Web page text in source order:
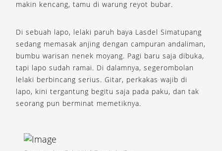
makin kencang, tamu di warung reyot bubar.
Di sebuah lapo, lelaki paruh baya Lasdel Simatupang
sedang memasak anjing dengan campuran andaliman,
bumbu warisan nenek moyang. Pagi baru saja dibuka,
tapi lapo sudah ramai. Di dalamnya, segerombolan
lelaki berbincang serius. Gitar, perkakas wajib di
lapo, kini tergantung begitu saja pada paku, dan tak
seorang pun berminat memetiknya.